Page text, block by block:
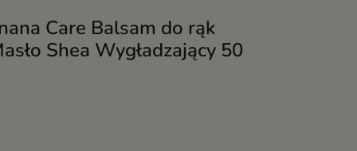
Care Balsam do rąk
Shea Wygładzający 50